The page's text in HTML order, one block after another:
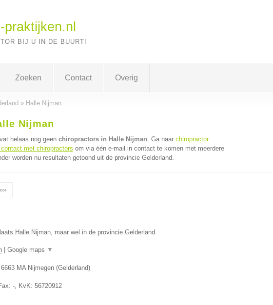
-praktijken.nl
BIJ U IN DE BUURT!
Zoeken Contact Overig
» Halle Nijman
Nijman
helaas nog geen chiropractors in Halle Nijman. Ga naar chiropractor
met chiropractors om via één e-mail in contact te komen met meerdere
worden nu resultaten getoond uit de provincie Gelderland.
»»
Halle Nijman, maar wel in de provincie Gelderland.
| Google maps ▼
6663 MA Nijmegen(Gelderland)
-, KvK: 56720912